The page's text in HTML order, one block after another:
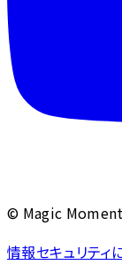
© Magic
情報セキュリティ